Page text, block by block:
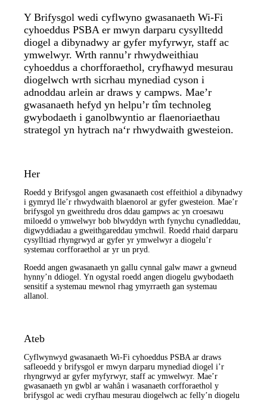
Y Brifysgol wedi cyflwyno gwasanaeth Wi-Fi
cyhoeddus PSBA er mwyn darparu cysylltedd
diogel a dibynadwy ar gyfer myfyrwyr, staff ac
ymwelwyr. Wrth rannu’r rhwydweithiau
cyhoeddus a chorfforaethol, cryfhawyd mesurau
diogelwch wrth sicrhau mynediad cyson i
adnoddau arlein ar draws y campws. Mae’r
gwasanaeth hefyd yn helpu’r tîm technoleg
gwybodaeth i ganolbwyntio ar flaenoriaethau
strategol yn hytrach na‘r rhwydwaith gwesteion.
Her
Roedd y Brifysgol angen gwasanaeth cost effeithiol a dibynadwy
i gymryd lle’r rhwydwaith blaenorol ar gyfer gwesteion. Mae’r
brifysgol yn gweithredu dros ddau gampws ac yn croesawu
miloedd o ymwelwyr bob blwyddyn wrth fynychu cynadleddau,
digwyddiadau a gweithgareddau ymchwil. Roedd rhaid darparu
cysylltiad rhyngrwyd ar gyfer yr ymwelwyr a diogelu’r
systemau corfforaethol ar yr un pryd.
Roedd angen gwasanaeth yn gallu cynnal galw mawr a gwneud
hynny’n ddiogel. Yn ogystal roedd angen diogelu gwybodaeth
sensitif a systemau mewnol rhag ymyrraeth gan systemau
allanol.
Ateb
Cyflwynwyd gwasanaeth Wi-Fi cyhoeddus PSBA ar draws
safleoedd y brifysgol er mwyn darparu mynediad diogel i’r
rhyngrwyd ar gyfer myfyrwyr, staff ac ymwelwyr. Mae’r
gwasanaeth yn gwbl ar wahân i wasanaeth corfforaethol y
brifysgol ac wedi cryfhau mesurau diogelwch ac felly’n diogelu